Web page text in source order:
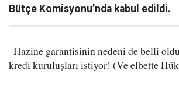
Bütçe Komisyonu’nda kabul edildi.
Hazine garantisinin nedeni de belli
kredi kuruluşları istiyor! (Ve elbette